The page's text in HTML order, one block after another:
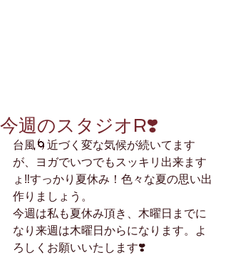
今週のスタジオR❣️
台風🌀近づく変な気候が続いてます
が、ヨガでいつでもスッキリ出来ます
ょ‼️すっかり夏休み！色々な夏の思い出
作りましょう。
今週は私も夏休み頂き、木曜日までに
なり来週は木曜日からになります。よ
ろしくお願いいたします❣️